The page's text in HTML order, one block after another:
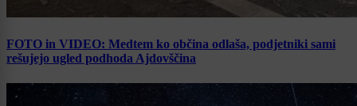
FOTO in VIDEO: Medtem ko občina odlaša, podjetniki sami
rešujejo ugled podhoda Ajdovščina